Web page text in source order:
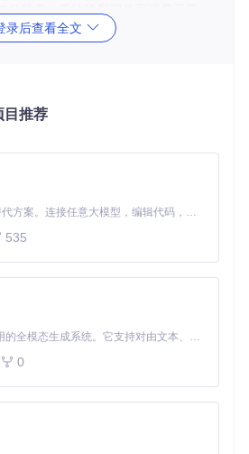
战在于平衡兼容性与增强效果。简单
的三大技术突破
命
是其宽屏支持技术。传统解决方案要
则另辟蹊径——通过分析游戏场景数
面，展示了D2DX如何智能扩展视野
常见的画面扭曲问题。配置文件d2dx
参数，让玩家可以根据显示器尺寸
录后查看全文
目推荐
Claude Code 的开源替代方案。连接任意大模型，编辑代码，运行命令，自动验证 — 全自动执行。用 Rust 构建，极致性能。 ｜ An open-source alternative to Claude Code. Connect any LLM, edit code, run commands, and verify changes — autonomously. Built in Rust for speed. Get Started
535
MiniMax H3 是一个通用的全模态生成系统。它支持对由文本、图像、视频和音频组成的多模态上下文进行统一理解，并能生成分辨率高达 2K、时长可达 15 秒的带原生立体声音频的视频。得益于面向任务泛化的系统设计，H3 在预训练阶段就已具备广泛的多模态上下文理解与生成能力，能够出色地执行复杂的多模态指令。
0